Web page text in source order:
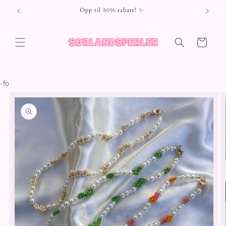
til
Opp til 50% rabatt! ✨
Handlekurv
-fo
til